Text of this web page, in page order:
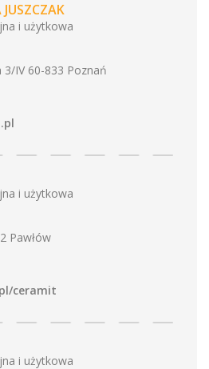
i użytkowa
IV 60-833 Poznań
i użytkowa
Pawłów
ceramit
i użytkowa